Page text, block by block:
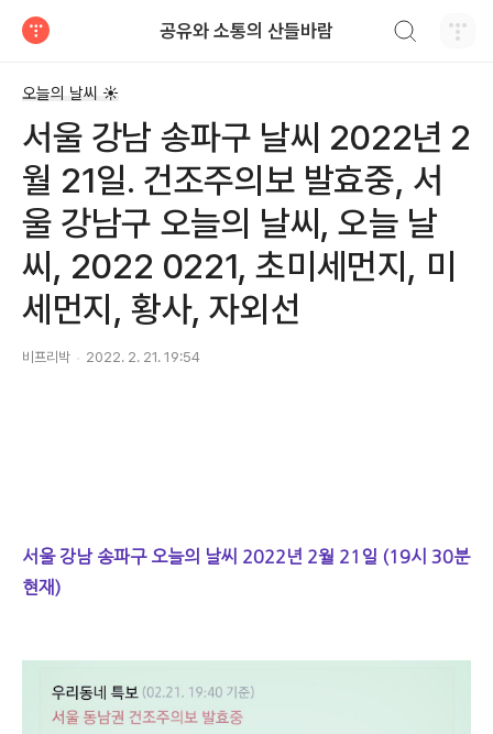
공유와 소통의 산들바람
오늘의 날씨 ☀
서울 강남 송파구 날씨 2022년 2
월 21일. 건조주의보 발효중, 서
울 강남구 오늘의 날씨, 오늘 날
씨, 2022 0221, 초미세먼지, 미
세먼지, 황사, 자외선
비프리박 2022. 2. 21. 19:54
서울 강남 송파구 오늘의 날씨 2022년 2월 21일 (19시 30분
현재)